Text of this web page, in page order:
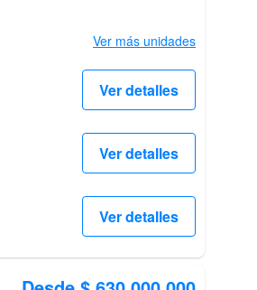
Ver más unidades
Ver detalles
Ver detalles
Ver detalles